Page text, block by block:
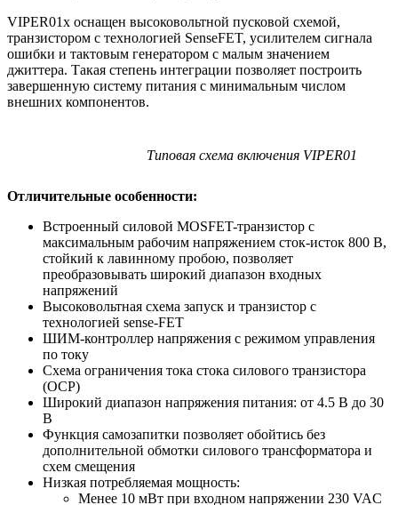
VIPER01x оснащен высоковольтной пусковой схемой,
транзистором с технологией SenseFET, усилителем сигнала
ошибки и тактовым генератором с малым значением
джиттера. Такая степень интеграции позволяет построить
завершенную систему питания с минимальным числом
внешних компонентов.
Типовая схема включения VIPER01
Отличительные особенности:
Встроенный силовой MOSFET-транзистор с
максимальным рабочим напряжением сток-исток 800 В,
стойкий к лавинному пробою, позволяет
преобразовывать широкий диапазон входных
напряжений
Высоковольтная схема запуск и транзистор с
технологией sense-FET
ШИМ-контроллер напряжения с режимом управления
по току
Схема ограничения тока стока силового транзистора
(OCP)
Широкий диапазон напряжения питания: от 4.5 В до 30
В
Функция самозапитки позволяет обойтись без
дополнительной обмотки силового трансформатора и
схем смещения
Низкая потребляемая мощность:
Менее 10 мВт при входном напряжении 230 VAC